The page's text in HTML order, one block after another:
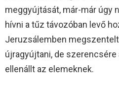
meggyújtását, már-már úgy
hívni a tűz távozóban levő
Jeruzsálemben
újragyújtani, de
ellenállt az elemeknek.